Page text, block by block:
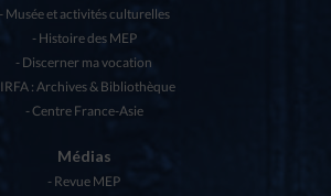
Musée et activités culturelles
Histoire des MEP
Discerner ma vocation
IRFA : Archives & Bibliothèque
Centre France-Asie
Médias
Revue MEP